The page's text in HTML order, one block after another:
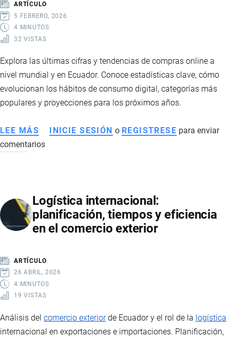
TUS
PAQUETES
PASO
ARTÍCULO
5 FEBRERO, 2026
4 MINUTOS
32 VISTAS
Explora las últimas cifras y tendencias de compras online a
nivel mundial y en Ecuador. Conoce estadísticas clave, cómo
evolucionan los hábitos de consumo digital, categorías más
populares y proyecciones para los próximos años.
LEE MÁS SOBRE
COMPRAS
ECUADOR
Y
EN
ESTADÍSTICAS,
TENDENCIAS
Y
INICIE SESIÓN o REGISTRESE para enviar
comentarios
Logística internacional:
planificación, tiempos y eficiencia
en el comercio exterior
ARTÍCULO
26 ABRIL, 2026
4 MINUTOS
19 VISTAS
Análisis del comercio exteriorde Ecuador y el rol de la logística
internacional en exportaciones e importaciones. Planificación,